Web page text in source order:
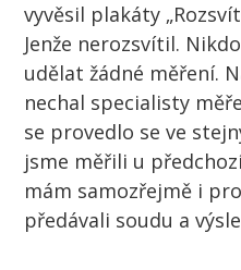
vyvěsil plakáty
Jenže nerozsvítil.
udělat žádné měření.
nechal specialisty
se provedlo se ve
jsme měřili u
mám samozřejmě i
předávali soudu a